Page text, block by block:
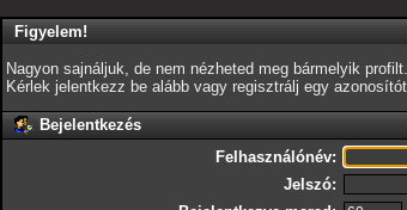
Figyelem!
Nagyon sajnáljuk, de nem nézheted meg bármelyik profilt.
Kérlek jelentkezz be alább vagy regisztrálj egy azonosítót
Bejelentkezés
Felhasználónév:
Jelszó: